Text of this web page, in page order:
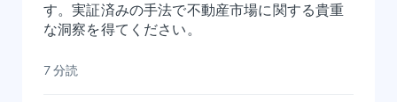
す。実証済みの手法で不動産市場に関する貴重
な洞察を得てください。
7 分読